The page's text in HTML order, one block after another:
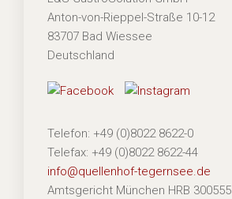
Anton-von-Rieppel-Straße 10-12
83707 Bad Wiessee
Deutschland
Telefon: +49 (0)8022 8622-0
Telefax: +49 (0)8022 8622-44
info@quellenhof-tegernsee.de
Amtsgericht München HRB 300555